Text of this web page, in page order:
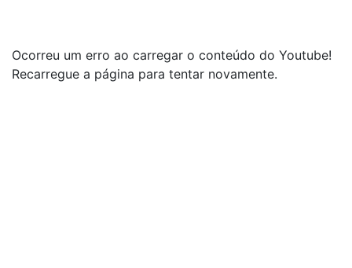
Ocorreu um erro ao carregar o conteúdo do Youtube!
Recarregue a página para tentar novamente.